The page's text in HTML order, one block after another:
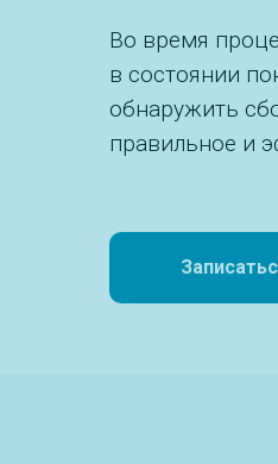
Во время
в состоянии
обнаружить
правильное и